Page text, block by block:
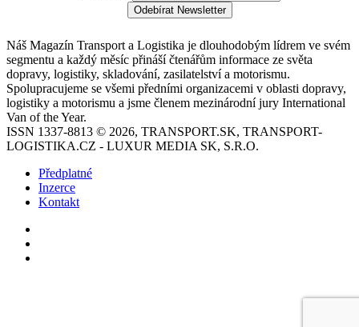
Odebírat Newsletter
Náš Magazín Transport a Logistika je dlouhodobým lídrem ve svém
segmentu a každý měsíc přináší čtenářům informace ze světa
dopravy, logistiky, skladování, zasilatelství a motorismu.
Spolupracujeme se všemi předními organizacemi v oblasti dopravy,
logistiky a motorismu a jsme členem mezinárodní jury International
Van of the Year.
ISSN 1337-8813 © 2026, TRANSPORT.SK, TRANSPORT-
LOGISTIKA.CZ - LUXUR MEDIA SK, S.R.O.
Předplatné
Inzerce
Kontakt